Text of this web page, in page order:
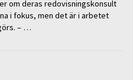
om deras redovisningskonsult
i fokus, men det är i arbetet
– …